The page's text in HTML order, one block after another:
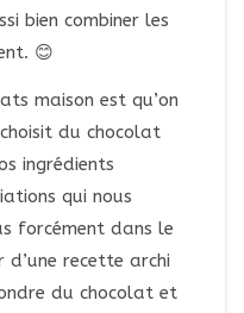
bien combiner les
😊
maison est qu’on
du chocolat
ingrédients
qui nous
forcément dans le
recette archi
du chocolat et